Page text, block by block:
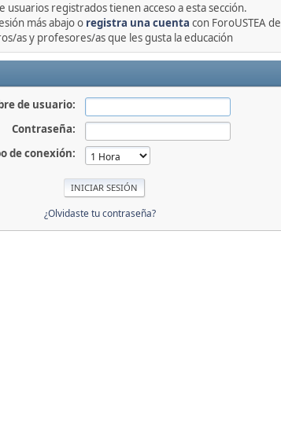
usuarios registrados tienen acceso a esta sección.
más abajo o registra una cuenta con ForoUSTEA de
as y profesores/as que les gusta la educación
de usuario:
Contraseña:
de conexión:
¿Olvidaste tu contraseña?